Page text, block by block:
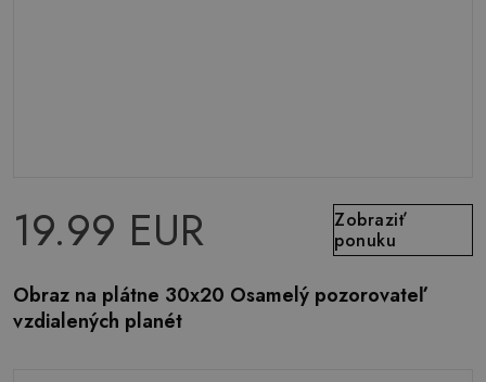
19.99 EUR
Zobraziť
ponuku
Obraz na plátne 30x20 Osamelý pozorovateľ
vzdialených planét